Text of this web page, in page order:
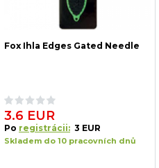
Fox Ihla Edges Gated Needle
3.6 EUR
Po registrácii: 3 EUR
Skladem do 10 pracovních dnů